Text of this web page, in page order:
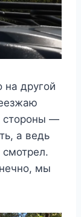
другой
стороны —
а ведь
смотрел.
мы